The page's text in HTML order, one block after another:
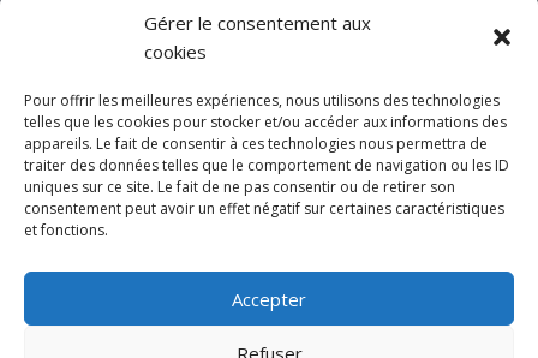
Gérer le consentement aux
cookies
Pour offrir les meilleures expériences, nous utilisons des technologies
telles que les cookies pour stocker et/ou accéder aux informations des
appareils. Le fait de consentir à ces technologies nous permettra de
traiter des données telles que le comportement de navigation ou les ID
uniques sur ce site. Le fait de ne pas consentir ou de retirer son
consentement peut avoir un effet négatif sur certaines caractéristiques
et fonctions.
Accepter
Refuser
discothèque
Si tu souhaites
Rocknfool, n'hésite
pas à nous envoyer
tes chroniques de
concerts, de films,
séries ou des billets
d'humeur :
net